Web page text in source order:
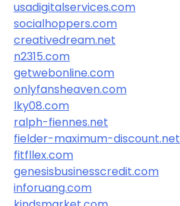
usadigitalservices.com
socialhoppers.com
creativedream.net
n2315.com
getwebonline.com
onlyfansheaven.com
lky08.com
ralph-fiennes.net
fielder-maximum-discount.net
fitfllex.com
genesisbusinesscredit.com
inforuang.com